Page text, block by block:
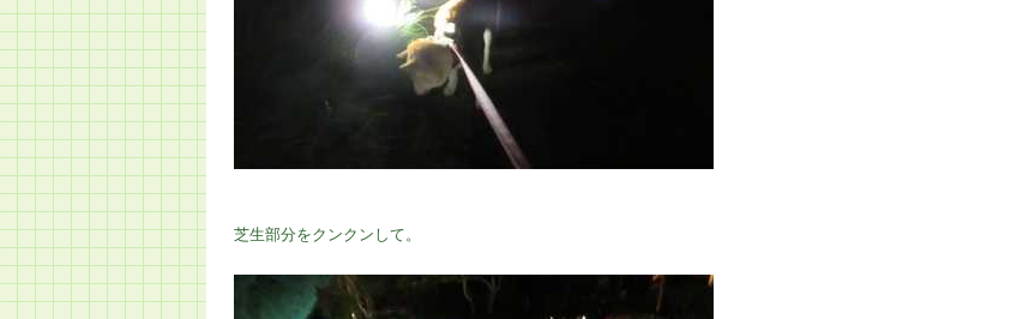
芝生部分をクンクンして。